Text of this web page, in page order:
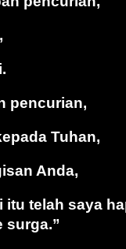
pencurian,
Tuhan,
Anda,
itu telah saya
surga.”